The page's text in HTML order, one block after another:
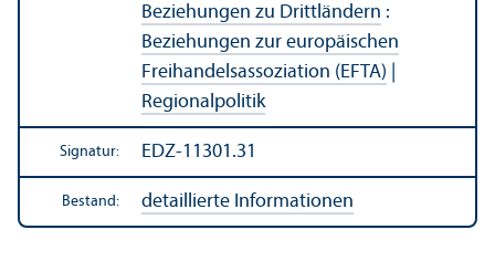
Beziehungen zu Drittländern :
Beziehungen zur europäischen
Freihandels­assoziation (EFTA)
Regionalpolitik
Signatur: EDZ-11301.31
Bestand: detaillierte Informationen